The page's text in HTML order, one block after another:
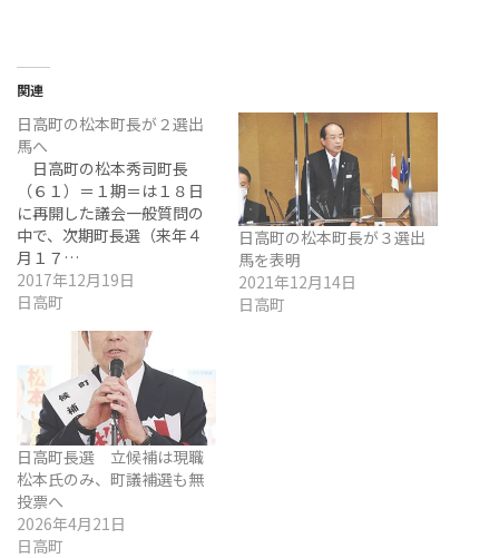
関連
日高町の松本町長が２選出
馬へ
日高町の松本秀司町長
（６１）＝１期＝は１８日
に再開した議会一般質問の
中で、次期町長選（来年４
月１７…
2017年12月19日
日高町
日高町の松本町長が３選出
馬を表明
2021年12月14日
日高町
日高町長選 立候補は現職
松本氏のみ、町議補選も無
投票へ
2026年4月21日
日高町